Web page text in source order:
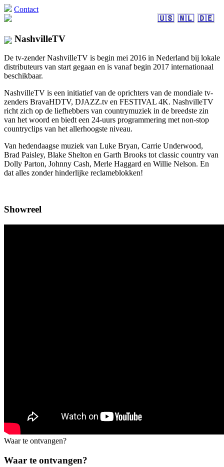
Contact
🇺🇸 🇳🇱 🇩🇪
NashvilleTV
De tv-zender NashvilleTV is begin mei 2016 in Nederland bij lokale
distributeurs van start gegaan en is vanaf begin 2017 internationaal
beschikbaar.
NashvilleTV is een initiatief van de oprichters van de mondiale tv-
zenders BravaHDTV, DJAZZ.tv en FESTIVAL 4K. NashvilleTV
richt zich op de liefhebbers van countrymuziek in de breedste zin
van het woord en biedt een 24-uurs programmering met non-stop
countryclips van het allerhoogste niveau.
Van hedendaagse muziek van Luke Bryan, Carrie Underwood,
Brad Paisley, Blake Shelton en Garth Brooks tot classic country van
Dolly Parton, Johnny Cash, Merle Haggard en Willie Nelson. En
dat alles zonder hinderlijke reclameblokken!
Showreel
Waar te ontvangen?
Waar te ontvangen?